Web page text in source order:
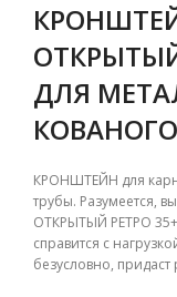
ДЛЯ
КРОНШТЕЙН для
трубы. Разумеется,
ОТКРЫТЫЙ РЕТРО
справится с
безусловно,